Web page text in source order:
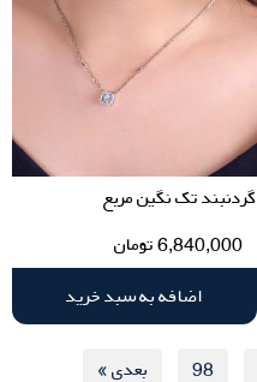
گردنبند تک نگین مربع
6,840,000تومان
اضافه به سبد خرید
98 بعدی »